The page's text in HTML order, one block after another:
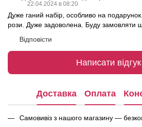
22.04.2024 в 08:20
Дуже ганий набір, особливо на
рози. Дуже задоволена. Буду замовляти
Відповісти
Написати відгук
Доставка Оплата
Самовивіз з нашого магазину —